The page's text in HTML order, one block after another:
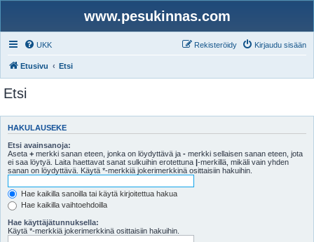
www.pesukinnas.com
UKK Kirjaudu sisään
Rekisteröidy
Etusivu Etsi
Etsi
HAKULAUSEKE
Etsi avainsanoja:
Aseta + merkki sanan eteen, jonka on löydyttävä ja - merkki sellaisen sanan eteen, jota
ei saa löytyä. Laita haettavat sanat sulkuihin erotettuna |-merkillä, mikäli vain yhden
sanan on löydyttävä. Käytä *-merkkiä jokerimerkkinä osittaisiin hakuihin.
Hae kaikilla sanoilla tai käytä kirjoitettua hakua
Hae kaikilla vaihtoehdoilla
Hae käyttäjätunnuksella:
Käytä *-merkkiä jokerimerkkinä osittaisiin hakuihin.